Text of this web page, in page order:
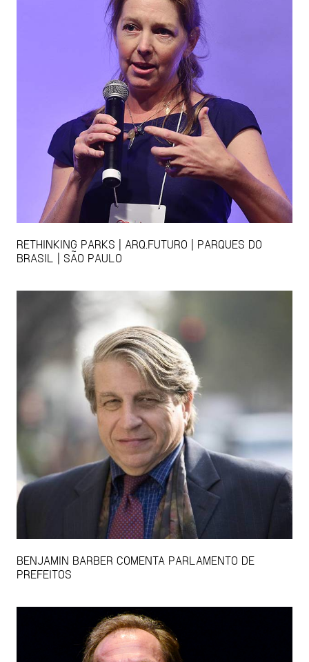
RETHINKING PARKS | ARQ.FUTURO | PARQUES DO
BRASIL | SÃO PAULO
BENJAMIN BARBER COMENTA PARLAMENTO DE
PREFEITOS